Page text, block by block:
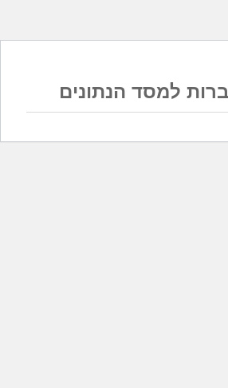
למסד הנתונים